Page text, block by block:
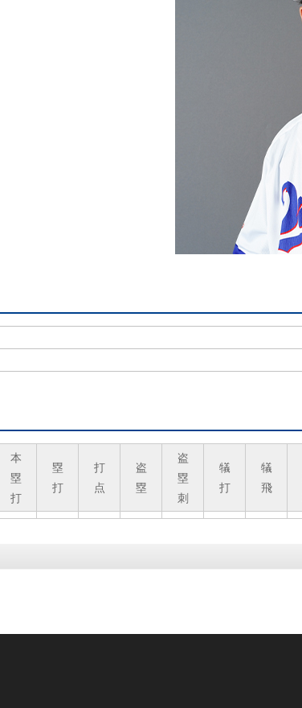
本
塁
打
塁
打
打
点
盗
塁
盗
塁
刺
犠
打
犠
飛